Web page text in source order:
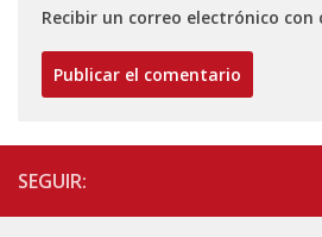
Recibir un correo electrónico
SEGUIR: